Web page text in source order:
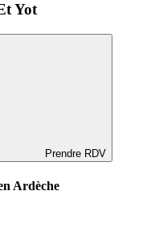
Yot
Prendre RDV
Ardèche